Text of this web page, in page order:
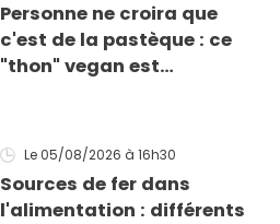
Personne ne croira que
c'est de la pastèque : ce
"thon" vegan est
Le 05/08/2026 à 16h30
Sources de fer dans
l'alimentation : différents